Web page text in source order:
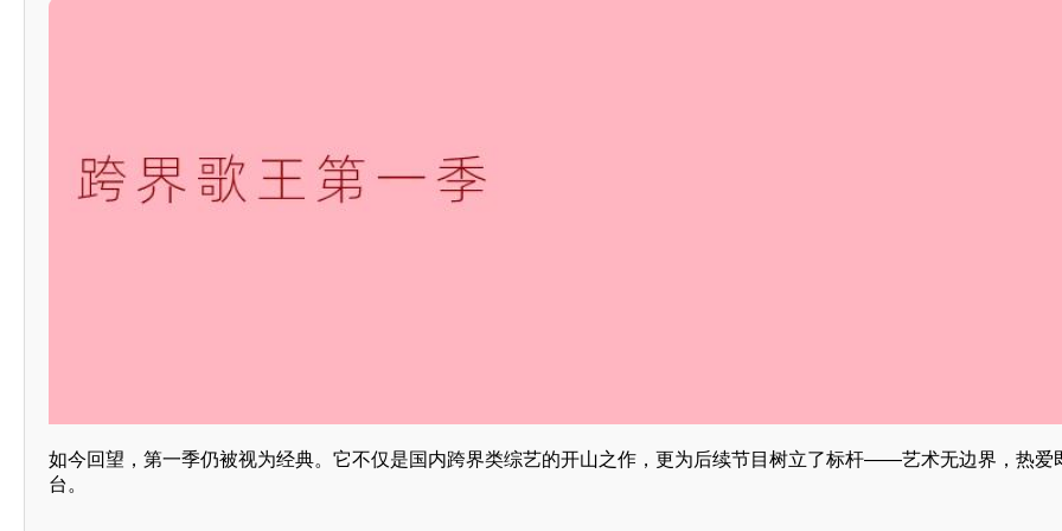
如今回望，第一季仍被视为经典。它不仅是国内跨界类综艺的开山之作，更为后续节目树立了标杆——艺术无边界，热爱
台。